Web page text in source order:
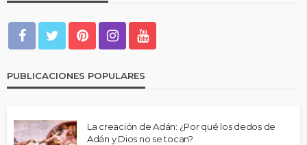
PUBLICACIONES POPULARES
La creación de Adán: ¿Por qué los dedos de
Adán y Dios no se tocan?